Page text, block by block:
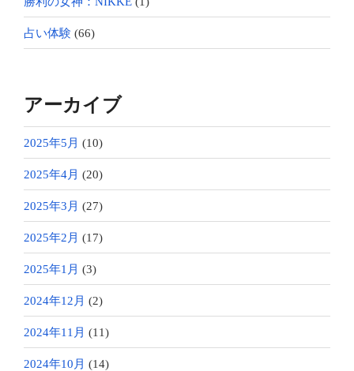
占い体験 (66)
アーカイブ
2025年5月 (10)
2025年4月 (20)
2025年3月 (27)
2025年2月 (17)
2025年1月 (3)
2024年12月 (2)
2024年11月 (11)
2024年10月 (14)